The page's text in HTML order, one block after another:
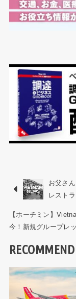
お父さ
レスト
【ホーチミン】
今！新規グループレ
RECOMMEND